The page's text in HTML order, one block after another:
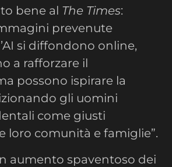
bene al The Times:
prevenute
si diffondono online,
a rafforzare il
possono ispirare la
gli uomini
come giusti
loro comunità e famiglie”.
aumento spaventoso dei